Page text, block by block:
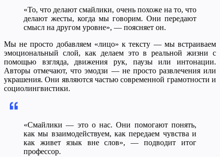
«То, что делают смайлики, очень похоже на то, что
делают жесты, когда мы говорим. Они передают
смысл на другом уровне», — поясняет он.
Мы не просто добавляем «лицо» к тексту — мы встраиваем
эмоциональный слой, как делаем это в реальной жизни с
помощью взгляда, движения рук, паузы или интонации.
Авторы отмечают, что эмодзи — не просто развлечения или
украшения. Они являются частью современной грамотности и
социолингвистики.
«Смайлики — это о нас. Они помогают понять,
как мы взаимодействуем, как передаем чувства и
как живет язык вне слов», — подводит итог
профессор.